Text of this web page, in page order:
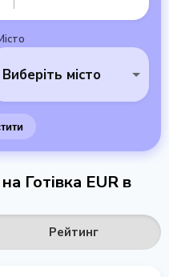
Виберіть місто
Готівка EUR в
Рейтинг